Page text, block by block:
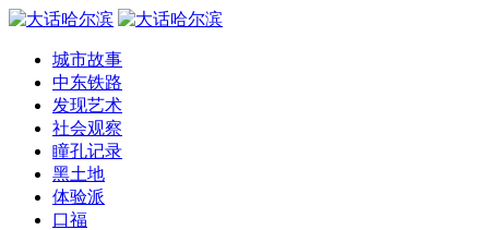
城市故事
中东铁路
发现艺术
社会观察
瞳孔记录
黑土地
体验派
口福